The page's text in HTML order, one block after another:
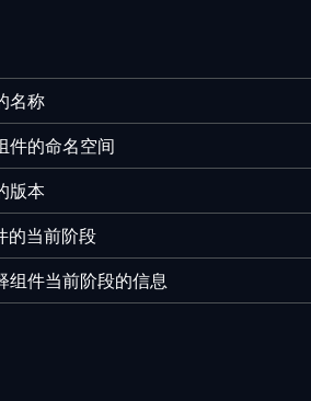
名称
件的命名空间
版本
的当前阶段
组件当前阶段的信息